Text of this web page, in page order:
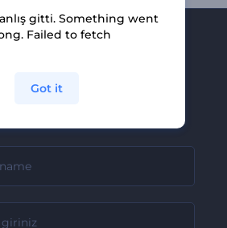
bültenine
ilk olarak size
gitti. Something went
Failed to fetch
Got it